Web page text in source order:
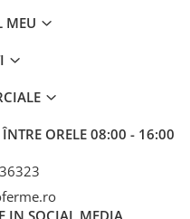
MEU
ORELE 08:00 - 16:00
IN SOCIAL MEDIA